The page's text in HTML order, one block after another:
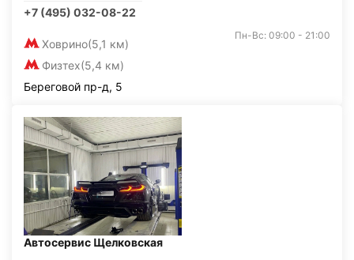
+7 (495) 032-08-22
Ховрино(5,1 км)
Физтех(5,4 км)
Пн-Вс: 09:00 - 21:00
Береговой пр-д, 5
Автосервис Щелковская